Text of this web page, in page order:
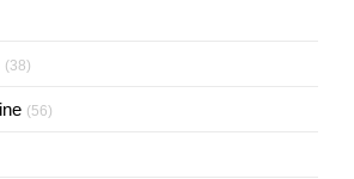
(38)
(56)